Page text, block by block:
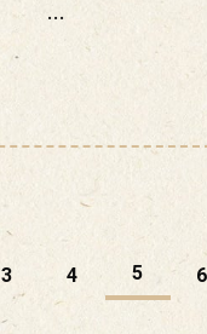
…
3 4 5 6